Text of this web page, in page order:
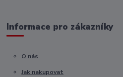
Informace pro zákazníky
O nás
Jak nakupovat